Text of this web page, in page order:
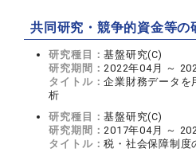
共同研究・競争的資金等の
研究種目：基盤研究(C)
研究期間：2022年04月 ～
タイトル：企業財務データを
析
研究種目：基盤研究(C)
研究期間：2017年04月 ～
タイトル：税・社会保障制度